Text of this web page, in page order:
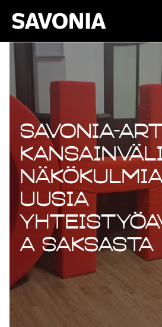
Savonia-
uusia
a Saksasta